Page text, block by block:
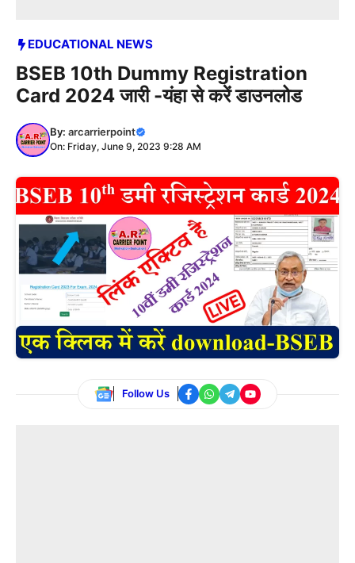
EDUCATIONAL NEWS
BSEB 10th Dummy Registration
Card 2024 जारी -यंहा से करें डाउनलोड
By: arcarrierpoint
On: Friday, June 9, 2023 9:28 AM
Follow Us